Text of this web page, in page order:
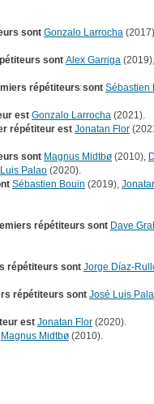
sont Gonzalo Larrocha
sont Alex Garriga (2019),
répétiteurs sont Sébastien
est Gonzalo Larrocha (2021).
répétiteur est Jonatan Flor
sont Magnus Midtbø (2010),
Palao (2020).
Sébastien Bouin (2019),
répétiteurs sont Dave
répétiteurs sont Jorge Díaz-
répétiteurs sont José Luis
est Jonatan Flor (2020).
Magnus Midtbø (2010).